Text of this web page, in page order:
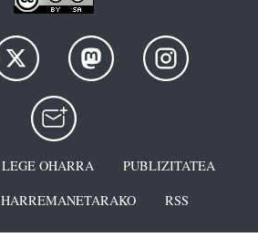
LEGE OHARRA
PUBLIZITATEA
HARREMANETARAKO RSS